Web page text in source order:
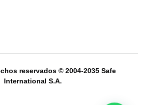
reservados © 2004-2035 Safe
International S.A.